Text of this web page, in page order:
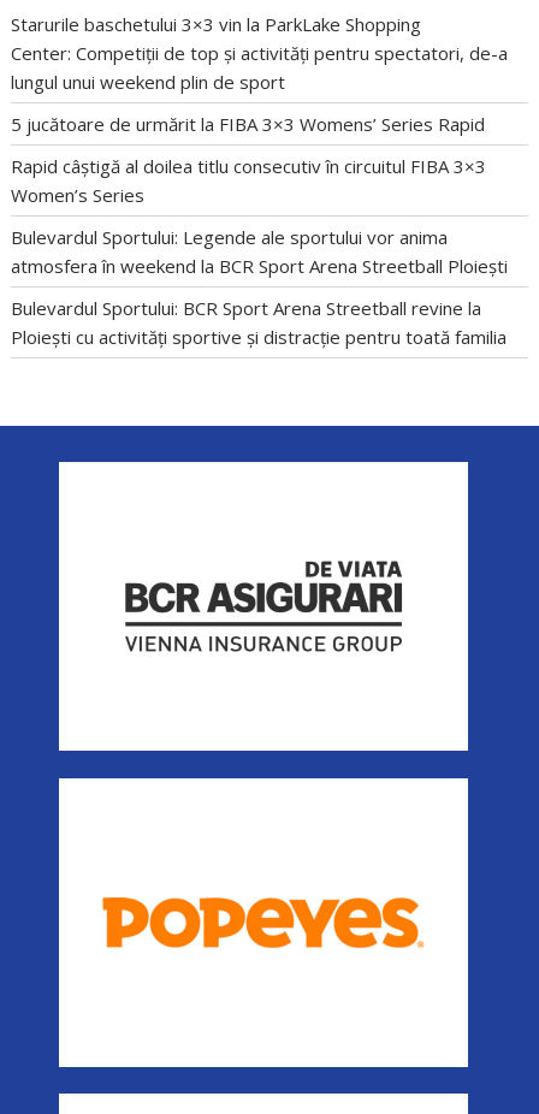
Starurile baschetului 3×3 vin la ParkLake Shopping
Center: Competiții de top și activități pentru spectatori, de-a
lungul unui weekend plin de sport
5 jucătoare de urmărit la FIBA 3×3 Womens’ Series Rapid
Rapid câștigă al doilea titlu consecutiv în circuitul FIBA 3×3
Women’s Series
Bulevardul Sportului: Legende ale sportului vor anima
atmosfera în weekend la BCR Sport Arena Streetball Ploiești
Bulevardul Sportului: BCR Sport Arena Streetball revine la
Ploiești cu activități sportive și distracție pentru toată familia